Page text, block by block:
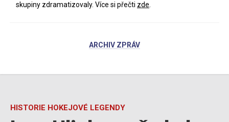
skupiny zdramatizovaly. Více si přečti zde
ARCHIV ZPRÁV
HISTORIE HOKEJOVÉ LEGENDY